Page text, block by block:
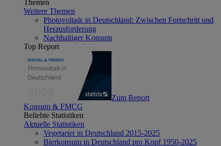
Themen
Weitere Themen
Photovoltaik in Deutschland: Zwischen Fortschritt und
Herausforderung
Nachhaltiger Konsum
Top Report
Zum Report
Konsum & FMCG
Beliebte Statistiken
Aktuelle Statistiken
Vegetarier in Deutschland 2015-2025
Bierkonsum in Deutschland pro Kopf 1950-2025